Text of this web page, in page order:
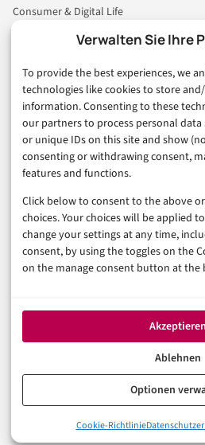
Verwalten Sie Ihre
To provide the best experiences, we
technologies like cookies to store
information. Consenting to these
our partners to process personal
or unique IDs on this site and show
consenting or withdrawing consent,
features and functions.
Click below to consent to the above
choices. Your choices will be applied
change your settings at any time,
consent, by using the toggles on the
on the manage consent button at the
Akzeptieren
Ablehnen
Optionen
Cookie-Richtlinie
Consumer & Digital Life
Business & Karriere
Sicherheit & Recht
Digitalisierung
Marketing
Magazin
Unsere Redaktion
Werbeformate & Media Kit
Rechtliches
Datenschutzerklärung (EU)
Cookie-Richtlinie (EU)
Made with AI and care in Eberswalde.